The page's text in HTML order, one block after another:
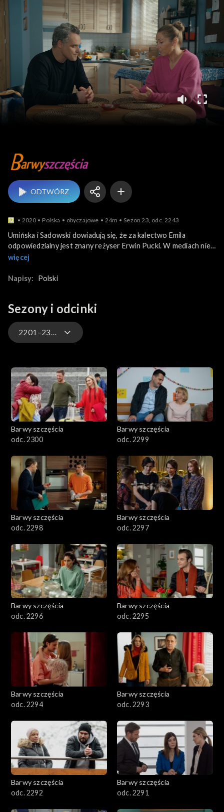
Barwy szczęścia
ODTWÓRZ
2020 Polska obyczajowe 24m Sezon 23, odc. 2243
Umińska i Sadowski dowiadują się, że za kalectwo Emila
odpowiedzialny jest znany reżyser Erwin Pucki. W mediach nie
ma jednak żadnej wzmianki o wypadku spowodowanym przez
nowy trop. Niestety Kwiatkowscy nie chcą słyszeć o ujawnieniu
Iwoną.
więcej
Napisy: Polski
Sezony i odcinki
2201–2300
3201-3300
3101-3200
3001-3100
2901-3000
2801–2900
2701–2800
2501–2600
2401–2500
2301–2400
2201–2300
2101–2200
2001–2100
1801–1900
1701–1800
1601–1700
Barwy szczęścia
odc. 2300
Barwy szczęścia
odc. 2299
Barwy szczęścia
odc. 2298
Barwy szczęścia
odc. 2297
Barwy szczęścia
odc. 2296
Barwy szczęścia
odc. 2295
Barwy szczęścia
odc. 2294
Barwy szczęścia
odc. 2293
Barwy szczęścia
odc. 2292
Barwy szczęścia
odc. 2291